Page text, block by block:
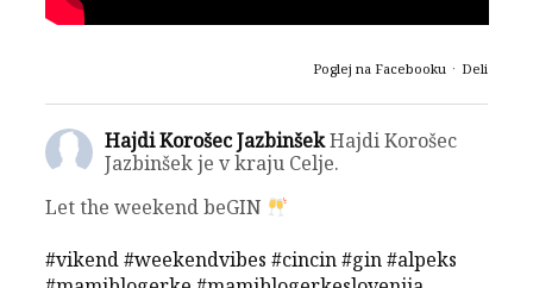
Poglej na Facebooku · Deli
Hajdi Korošec JazbinšekHajdi Korošec
Jazbinšek je v kraju Celje.
Let the weekend beGIN
#vikend#weekendvibes #cincin#gin#alpeks